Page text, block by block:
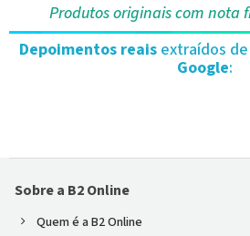
Produtos originais com nota
Depoimentos reaisextraídos de
Google:
Sobre a B2 Online
Quem é a B2 Online